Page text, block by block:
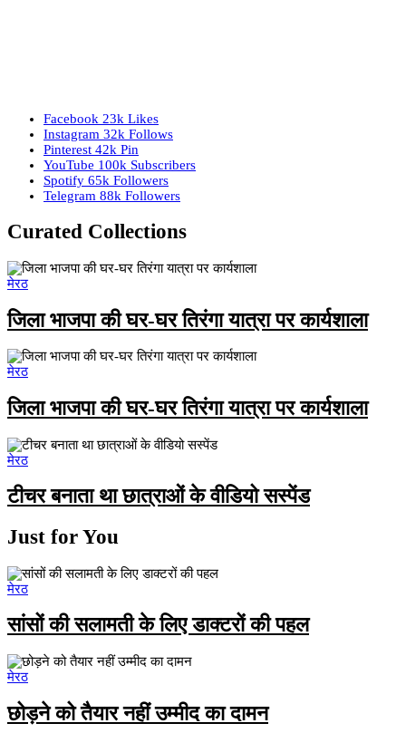
Facebook 23k Likes
Instagram 32k Follows
Pinterest 42k Pin
YouTube 100k Subscribers
Spotify 65k Followers
Telegram 88k Followers
Curated Collections
मेरठ
जिला भाजपा की घर-घर तिरंगा यात्रा पर कार्यशाला
मेरठ
जिला भाजपा की घर-घर तिरंगा यात्रा पर कार्यशाला
मेरठ
टीचर बनाता था छात्राओं के वीडियो सस्पेंड
Just for You
मेरठ
सांसों की सलामती के लिए डाक्टरों की पहल
मेरठ
छोड़ने को तैयार नहीं उम्मीद का दामन